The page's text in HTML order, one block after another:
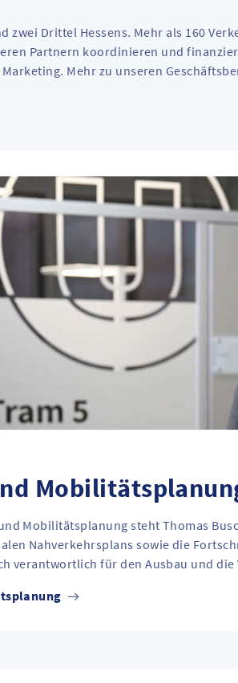
zwei Drittel Hessens. Mehr als 160
Partnern koordinieren und
Mehr zu unseren
Mobilitätsplanung steht Thomas
Nahverkehrsplans sowie die
verantwortlich für den Ausbau und die